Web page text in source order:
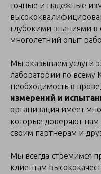
точные и надежные
глубокими знаниями в
многолетний опыт
Мы оказываем услуги
лаборатории по всему
необходимость в
измерений и
организация имеет
которые доверяют
своим партнерам и
Мы всегда стремимся
клиентам